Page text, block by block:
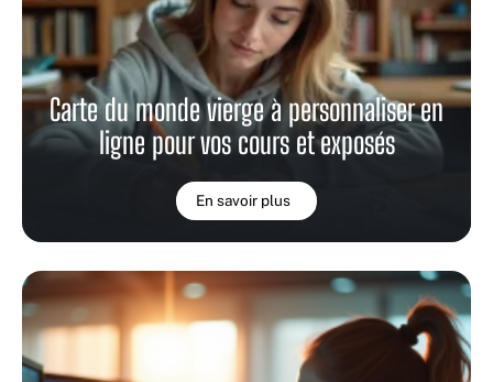
Carte du monde vierge à personnaliser en
ligne pour vos cours et exposés
En savoir plus